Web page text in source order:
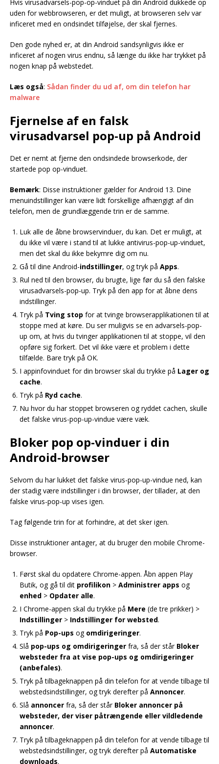
Hvis virusadvarsels-pop-op-vinduet på din Android dukkede op
uden for webbrowseren, er det muligt, at browseren selv var
inficeret med en ondsindet tilføjelse, der skal fjernes.
Den gode nyhed er, at din Android sandsynligvis ikke er
inficeret af nogen virus endnu, så længe du ikke har trykket på
nogen knap på webstedet.
Læs også: Sådan finder du ud af, om din telefon har
malware
Fjernelse af en falsk
virusadvarsel pop-up på Android
Det er nemt at fjerne den ondsindede browserkode, der
startede pop op-vinduet.
Bemærk: Disse instruktioner gælder for Android 13. Dine
menuindstillinger kan være lidt forskellige afhængigt af din
telefon, men de grundlæggende trin er de samme.
Luk alle de åbne browservinduer, du kan. Det er muligt, at
du ikke vil være i stand til at lukke antivirus-pop-up-vinduet,
men det skal du ikke bekymre dig om nu.
Gå til dine Android-indstillinger, og tryk på Apps.
Rul ned til den browser, du brugte, lige før du så den falske
virusadvarsels-pop-up. Tryk på den app for at åbne dens
indstillinger.
Tryk på Tving stop for at tvinge browserapplikationen til at
stoppe med at køre. Du ser muligvis se en advarsels-pop-
up om, at hvis du tvinger applikationen til at stoppe, vil den
opføre sig forkert. Det vil ikke være et problem i dette
tilfælde. Bare tryk på OK.
I appinfovinduet for din browser skal du trykke på Lager og
cache.
Tryk på Ryd cache.
Nu hvor du har stoppet browseren og ryddet cachen, skulle
det falske virus-pop-up-vindue være væk.
Bloker pop op-vinduer i din
Android-browser
Selvom du har lukket det falske virus-pop-up-vindue ned, kan
der stadig være indstillinger i din browser, der tillader, at den
falske virus-pop-up vises igen.
Tag følgende trin for at forhindre, at det sker igen.
Disse instruktioner antager, at du bruger den mobile Chrome-
browser.
Først skal du opdatere Chrome-appen. Åbn appen Play
Butik, og gå til dit profilikon > Administrer apps og
enhed > Opdater alle.
I Chrome-appen skal du trykke på Mere (de tre prikker) >
Indstillinger > Indstillinger for websted.
Tryk på Pop-ups og omdirigeringer.
Slå pop-ups og omdirigeringer fra, så der står Bloker
websteder fra at vise pop-ups og omdirigeringer
(anbefales).
Tryk på tilbageknappen på din telefon for at vende tilbage til
webstedsindstillinger, og tryk derefter på Annoncer.
Slå annoncer fra, så der står Bloker annoncer på
websteder, der viser påtrængende eller vildledende
annoncer.
Tryk på tilbageknappen på din telefon for at vende tilbage til
webstedsindstillinger, og tryk derefter på Automatiske
downloads.